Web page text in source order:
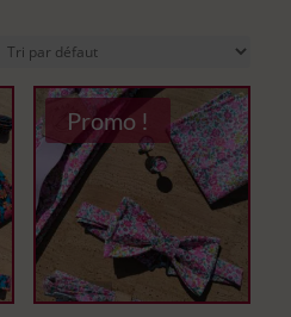
Promo !